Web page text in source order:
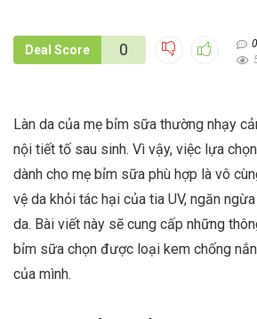
Deal Score 0
0
Làn da của mẹ bỉm sữa thường nhạy
nội tiết tố sau sinh. Vì vậy, việc lựa
dành cho mẹ bỉm sữa phù hợp là vô
vệ da khỏi tác hại của tia UV, ngăn
da. Bài viết này sẽ cung cấp những
bỉm sữa chọn được loại kem chống
của mình.